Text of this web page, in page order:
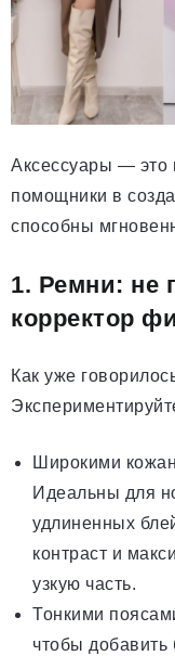
Аксессуары —
помощники в
способны
1. Ремни: не
корректор
Как уже
Широкими
Идеальны для
удлиненных
контраст и
узкую часть.
Тонкими
чтобы добавить